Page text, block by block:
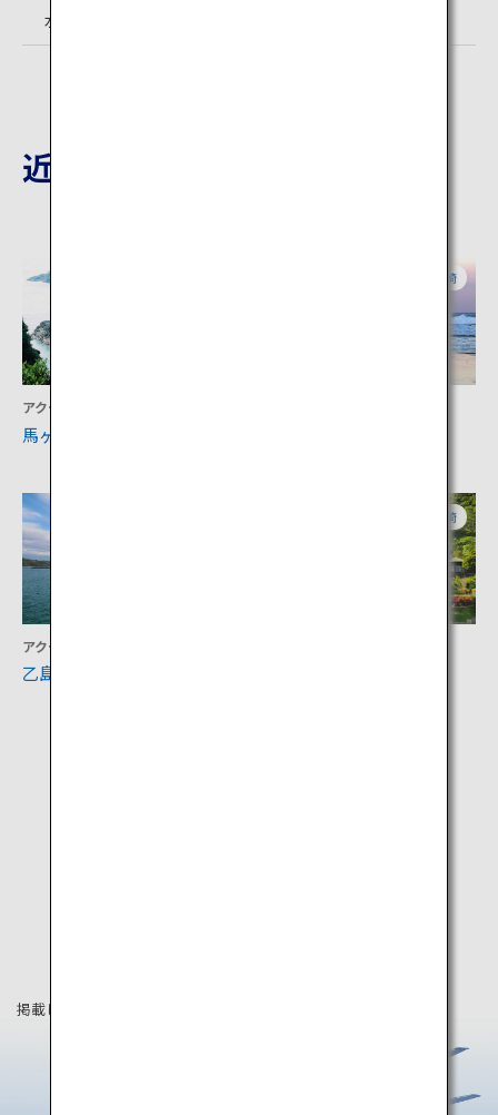
水曜日
近隣の観光地
アクティビティ
馬ヶ背
宮崎
アクティビティ
乙島
宮崎
掲載している情報は2019年8月時点の情報です。